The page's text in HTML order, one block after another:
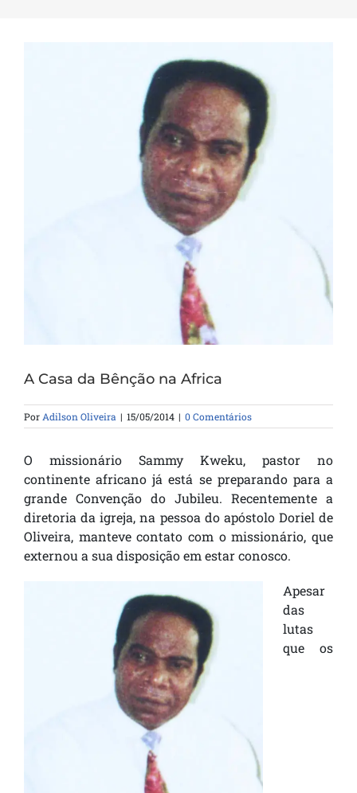
A Casa da Bênção na Africa
Por Adilson Oliveira | 15/05/2014 | 0 Comentários
O missionário Sammy Kweku, pastor no
continente africano já está se preparando para a
grande Convenção do Jubileu. Recentemente a
diretoria da igreja, na pessoa do apóstolo Doriel de
Oliveira, manteve contato com o missionário, que
externou a sua disposição em estar conosco.
Apesar
das
lutas
que os